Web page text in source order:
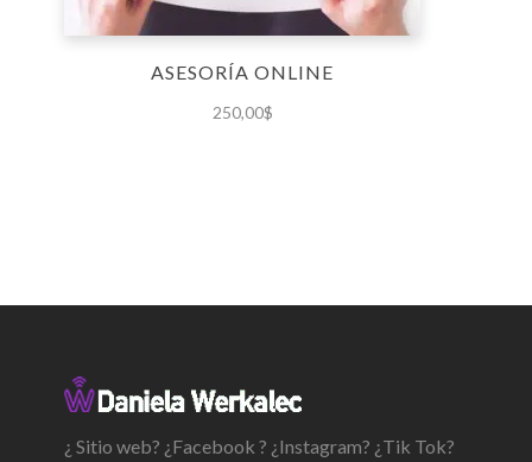
ASESORÍA ONLINE
250,00$
¿ Sitio web? ¿Facebook ? ¿Instagram? ¿Tik Tok?